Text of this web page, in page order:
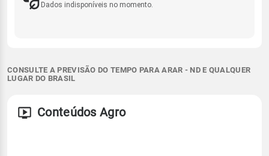
Dados indisponíveis no momento.
CONSULTE A PREVISÃO DO TEMPO PARA ARAR - ND E QUALQUER
LUGAR DO BRASIL
Conteúdos Agro